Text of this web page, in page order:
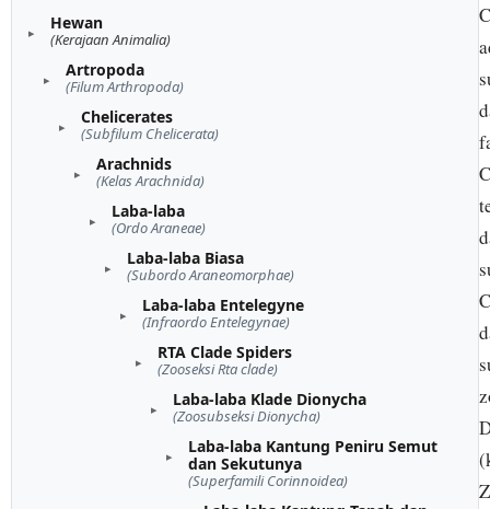
Hewan
(Kerajaan Animalia)
Artropoda
(Filum Arthropoda)
Chelicerates
(Subfilum Chelicerata)
Arachnids
(Kelas Arachnida)
Laba-laba
(Ordo Araneae)
Laba-laba Biasa
(Subordo Araneomorphae)
Laba-laba Entelegyne
(Infraordo Entelegynae)
RTA Clade Spiders
(Zooseksi Rta clade)
Laba-laba Klade Dionycha
(Zoosubseksi Dionycha)
Laba-laba Kantung Peniru Semut
dan Sekutunya
(Superfamili Corinnoidea)